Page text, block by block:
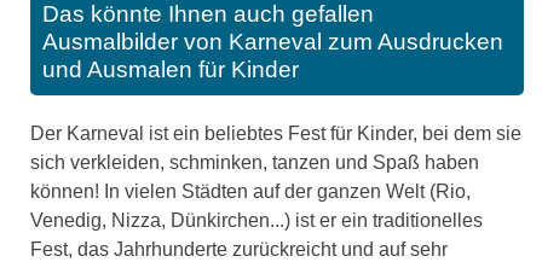
Das könnte Ihnen auch gefallen
Ausmalbilder von Karneval zum Ausdrucken
und Ausmalen für Kinder
Der Karneval ist ein beliebtes Fest für Kinder, bei dem sie
sich verkleiden, schminken, tanzen und Spaß haben
können! In vielen Städten auf der ganzen Welt (Rio,
Venedig, Nizza, Dünkirchen...) ist er ein traditionelles
Fest, das Jahrhunderte zurückreicht und auf sehr